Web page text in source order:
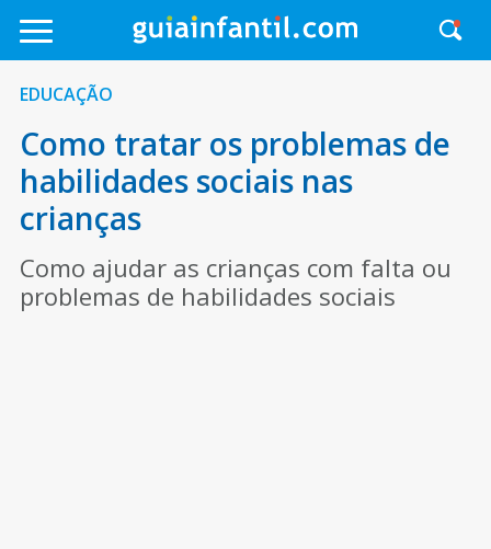
EDUCAÇÃO
Como tratar os problemas de
habilidades sociais nas
crianças
Como ajudar as crianças com falta ou
problemas de habilidades sociais